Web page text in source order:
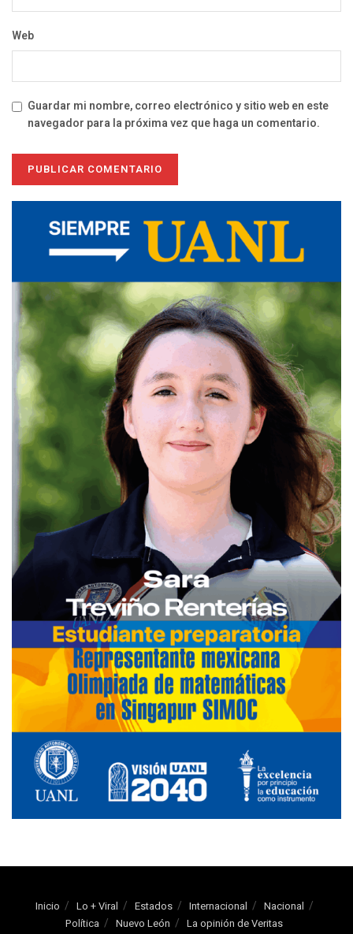
Web
Guardar mi nombre, correo electrónico y sitio web en este
navegador para la próxima vez que haga un comentario.
Inicio Lo + Viral Estados Internacional
Nacional
Política
Nuevo León La opinión de Veritas